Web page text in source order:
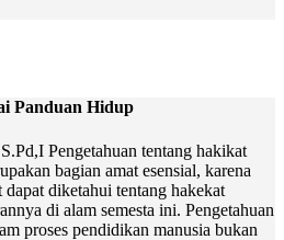
Panduan Hidup
Pengetahuan tentang hakikat
bagian amat esensial, karena
dapat diketahui tentang hakekat
di alam semesta ini. Pengetahuan
proses pendidikan manusia bukan